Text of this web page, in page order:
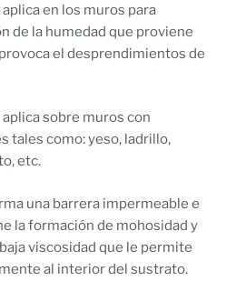
en los muros para
de la humedad que proviene
el desprendimientos de
sobre muros con
tales como: yeso, ladrillo,
etc.
una barrera impermeable e
la formación de mohosidad y
viscosidad que le permite
al interior del sustrato.